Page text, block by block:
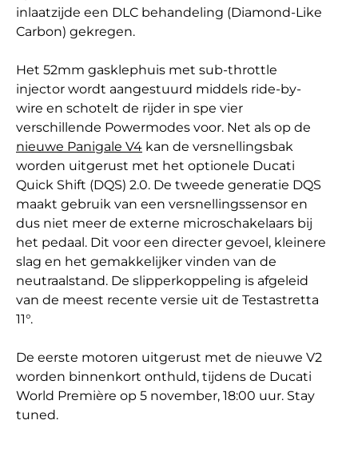
inlaatzijde een DLC behandeling (Diamond-Like
Carbon) gekregen.
Het 52mm gasklephuis met sub-throttle
injector wordt aangestuurd middels ride-by-
wire en schotelt de rijder in spe vier
verschillende Powermodes voor. Net als op de
nieuwe Panigale V4 kan de versnellingsbak
worden uitgerust met het optionele Ducati
Quick Shift (DQS) 2.0. De tweede generatie DQS
maakt gebruik van een versnellingssensor en
dus niet meer de externe microschakelaars bij
het pedaal. Dit voor een directer gevoel, kleinere
slag en het gemakkelijker vinden van de
neutraalstand. De slipperkoppeling is afgeleid
van de meest recente versie uit de Testastretta
11°.
De eerste motoren uitgerust met de nieuwe V2
worden binnenkort onthuld, tijdens de Ducati
World Première op 5 november, 18:00 uur. Stay
tuned.